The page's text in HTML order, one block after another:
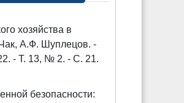
хозяйства в
А.Ф. Шуплецов. -
- Т. 13, № 2. - C. 21.
безопасности: